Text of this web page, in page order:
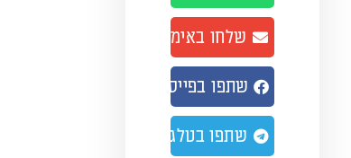
שלחו באימייל
שתפו בפייסבוק
שתפו בטלגרם